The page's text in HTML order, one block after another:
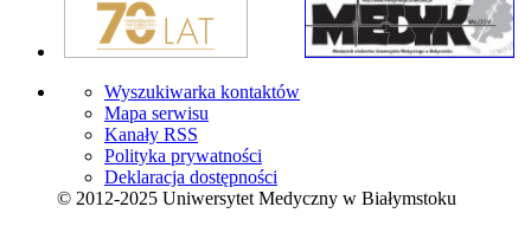
Wyszukiwarka kontaktów
Mapa serwisu
Kanały RSS
Polityka prywatności
Deklaracja dostępności
© 2012-2025 Uniwersytet Medyczny w Białymstoku